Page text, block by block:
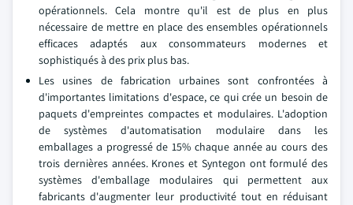
opérationnels. Cela montre qu'il est de plus en plus
nécessaire de mettre en place des ensembles opérationnels
efficaces adaptés aux consommateurs modernes et
sophistiqués à des prix plus bas.
Les usines de fabrication urbaines sont confrontées à
d'importantes limitations d'espace, ce qui crée un besoin de
paquets d'empreintes compactes et modulaires. L'adoption
de systèmes d'automatisation modulaire dans les
emballages a progressé de 15% chaque année au cours des
trois dernières années. Krones et Syntegon ont formulé des
systèmes d'emballage modulaires qui permettent aux
fabricants d'augmenter leur productivité tout en réduisant